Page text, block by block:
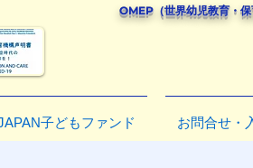
OMEP（世界幼児教育・保
子どもファンド お問合せ・